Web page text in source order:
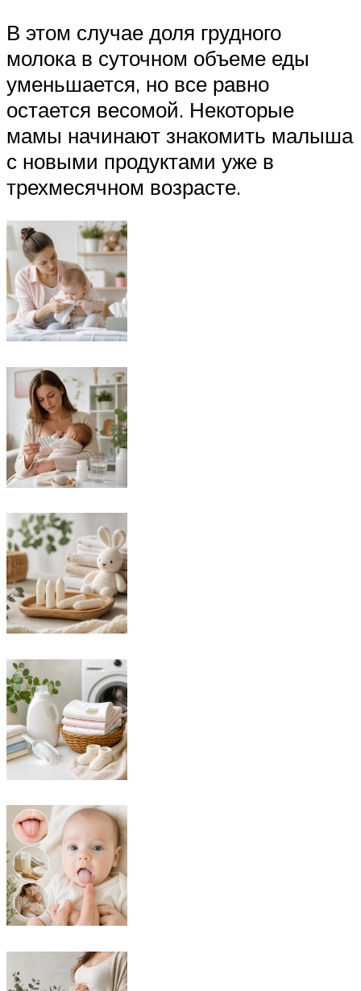
В этом случае доля грудного
молока в суточном объеме еды
уменьшается, но все равно
остается весомой. Некоторые
мамы начинают знакомить малыша
с новыми продуктами уже в
трехмесячном возрасте.